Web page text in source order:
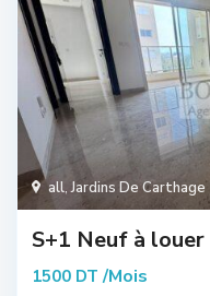
all,Jardins De Carthage
S+1 Neuf à
1500 DT /Mois